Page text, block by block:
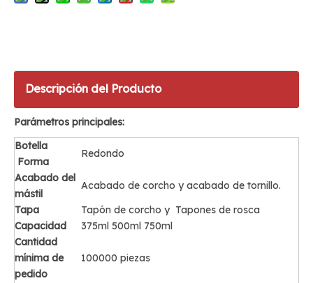
Descripción del Producto
Parámetros principales:
Botella
Forma
Redondo
Acabado del
mástil
Acabado de corcho y acabado de tornillo.
Tapa
Tapón de corcho y Tapones de rosca
Capacidad
375ml 500ml 750ml
Cantidad
mínima de
pedido
100000 piezas